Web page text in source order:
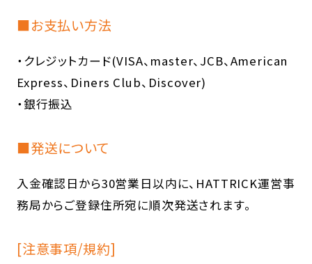
■お支払い方法
・クレジットカード(VISA、master、JCB、American
Express、Diners Club、Discover)
・銀行振込
■発送について
入金確認日から30営業日以内に、HATTRICK運営事
務局からご登録住所宛に順次発送されます。
[注意事項/規約]